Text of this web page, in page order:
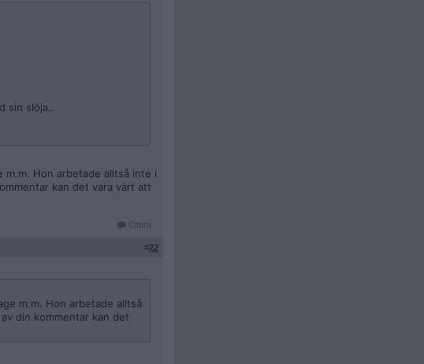
slöja..
m.m. Hon arbetade alltså inte i
kan det vara värt att
Citera
#22
m.m. Hon arbetade alltså
din kommentar kan det